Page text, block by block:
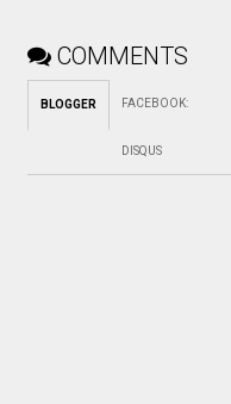
COMMENTS
BLOGGER FACEBOOK:
DISQUS